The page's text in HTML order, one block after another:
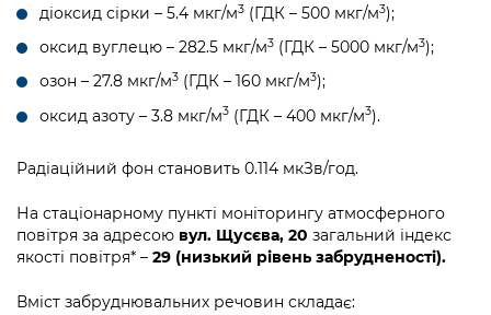
Kyiv International Relations
Гендерна політика
Київська міська військова адміністрація
Безбар'єрність
Портал послуг
Важливе під час воєнного стану
Важливе під час воєнного стану
Публічні дашборди
діоксид сірки – 5.4 мкг/м3 (ГДК – 500 мкг/м3);
оксид вуглецю – 282.5 мкг/м3 (ГДК – 5000 мкг/м3);
озон – 27.8 мкг/м3 (ГДК – 160 мкг/м3);
оксид азоту – 3.8 мкг/м3 (ГДК – 400 мкг/м3).
Радіаційний фон становить 0.114 мкЗв/год.
На стаціонарному пункті моніторингу атмосферного
повітря за адресою вул. Щусєва, 20 загальний індекс
якості повітря* – 29 (низький рівень забрудненості).
Вміст забруднювальних речовин складає: